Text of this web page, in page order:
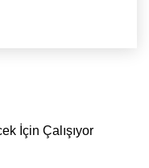
İçin Çalışıyor